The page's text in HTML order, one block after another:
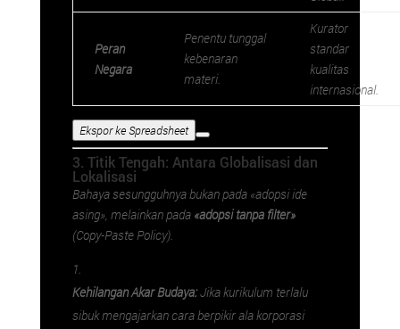
Peran
Negara
Penentu tunggal
kebenaran
materi.
Kurator
standar
kualitas
internasional.
Ekspor ke Spreadsheet
3. Titik Tengah: Antara Globalisasi dan
Lokalisasi
Bahaya sesungguhnya bukan pada «adopsi ide
asing», melainkan pada «adopsi tanpa filter»
(Copy-Paste Policy).
Kehilangan Akar Budaya:Jika kurikulum terlalu
sibuk mengajarkan cara berpikir ala korporasi